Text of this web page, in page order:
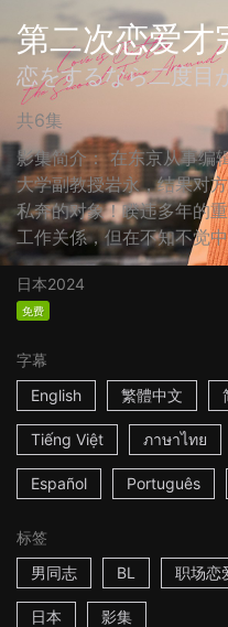
第二次恋爱才
恋をするなら二度目
共6集
影集简介： 在东京从事编
大学副教授岩永，结果对
私奔的对象！睽违多年的
工作关係，但在不知不觉
日本2024
免费
字幕
English
繁體中文
Tiếng Việt ภาษาไทย
Español Português
标签
男同志
BL 职场恋
日本 影集